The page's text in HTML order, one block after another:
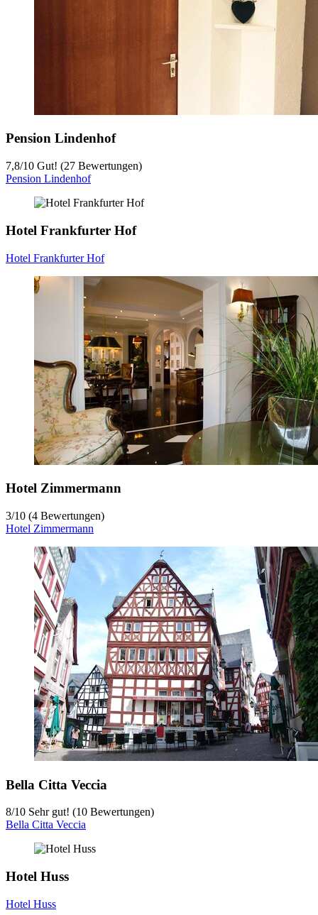
Pension Lindenhof
7,8/10 Gut! (27 Bewertungen)
Pension Lindenhof
Hotel Frankfurter Hof
Hotel Frankfurter Hof
Hotel Zimmermann
3/10 (4 Bewertungen)
Hotel Zimmermann
Bella Citta Veccia
8/10 Sehr gut! (10 Bewertungen)
Bella Citta Veccia
Hotel Huss
Hotel Huss